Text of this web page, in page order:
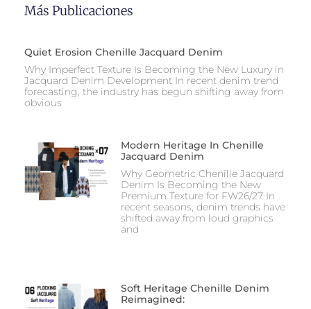
Más Publicaciones
Quiet Erosion Chenille Jacquard Denim
Why Imperfect Texture Is Becoming the New Luxury in
Jacquard Denim Development In recent denim trend
forecasting, the industry has begun shifting away from
obvious
Modern Heritage In Chenille
Jacquard Denim
Why Geometric Chenille Jacquard
Denim Is Becoming the New
Premium Texture for FW26/27 In
recent seasons, denim trends have
shifted away from loud graphics
and
Soft Heritage Chenille Denim
Reimagined: